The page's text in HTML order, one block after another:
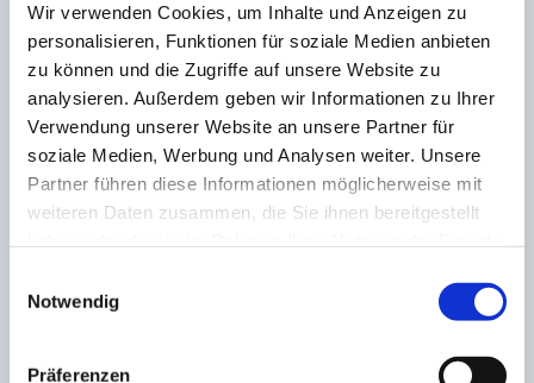
Wir verwenden Cookies, um Inhalte und Anzeigen zu
personalisieren, Funktionen für soziale Medien anbieten
zu können und die Zugriffe auf unsere Website zu
analysieren. Außerdem geben wir Informationen zu Ihrer
Verwendung unserer Website an unsere Partner für
soziale Medien, Werbung und Analysen weiter. Unsere
Partner führen diese Informationen möglicherweise mit
weiteren Daten zusammen, die Sie ihnen bereitgestellt
Notwendig
Präferenzen
Hubertusmesse mit dem
Jagdhornbläserkorps
Hubertusmessen haben eine lange Tradition. Sie
finden rund um den sogenannten Hubertustag
statt, der am 3. November zur Erinnerung an den
heiligen Hubertus von Lüttich begangen wird. Er ist
der Schutzpatron für Jäger, Forstleute, Natur und
Umwelt und war nach der Überlieferung in jungen
seinem späteren Leben erkannte er dann in allen
Wesen Gottes Geschöpfe und setzte sich hegend